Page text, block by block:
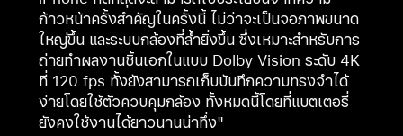
ก้าวหน้าครั้งสำคัญในครั้งนี้ ไม่ว่าจะเป็นจอภาพขนาด
ใหญ่ขึ้น และระบบกล้องที่ล้ำยิ่งขึ้น ซึ่งเหมาะสำหรับการ
ถ่ายทำผลงานชิ้นเอกในแบบ Dolby Vision ระดับ 4K
ที่ 120 fps ทั้งยังสามารถเก็บบันทึกความทรงจำได้
ง่ายโดยใช้ตัวควบคุมกล้อง ทั้งหมดนี้โดยที่แบตเตอรี่
ยังคงใช้งานได้ยาวนานน่าทึ่ง"